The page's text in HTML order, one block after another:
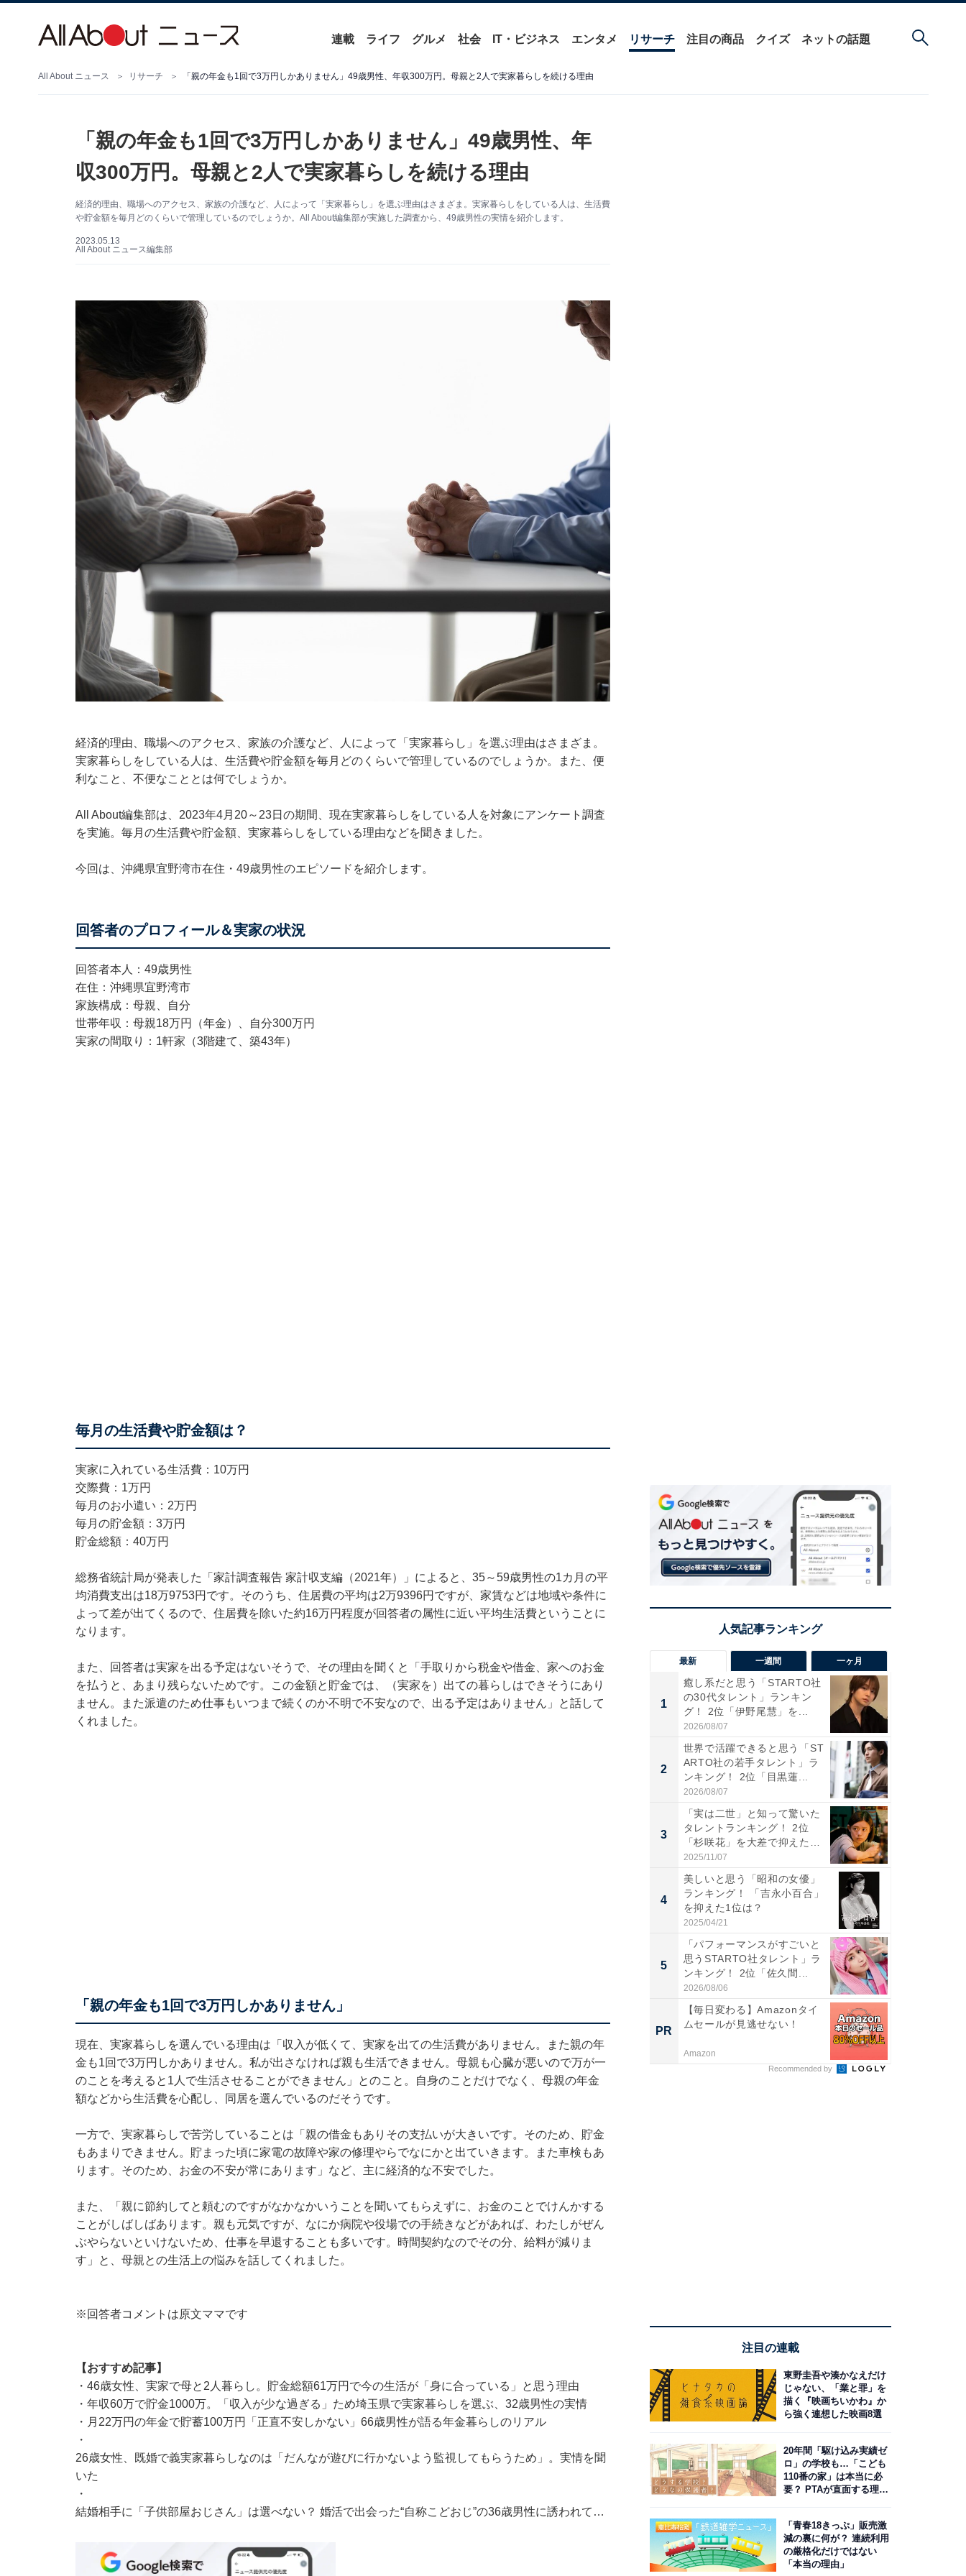
連載 ライフ グルメ 社会 IT・ビジネス エンタメ リサーチ 注目の商品 クイズ ネットの話題
All About ニュース リサーチ 「親の年金も1回で3万円しかありません」49歳男性、年収300万円。母親と2人で実家暮らしを続ける理由
「親の年金も1回で3万円しかありません」49歳男性、年
収300万円。母親と2人で実家暮らしを続ける理由
経済的理由、職場へのアクセス、家族の介護など、人によって「実家暮らし」を選ぶ理由はさまざま。実家暮らしをしている人は、生活費
や貯金額を毎月どのくらいで管理しているのでしょうか。All About編集部が実施した調査から、49歳男性の実情を紹介します。
2023.05.13
All About ニュース編集部
経済的理由、職場へのアクセス、家族の介護など、人によって「実家暮らし」を選ぶ理由はさまざま。
実家暮らしをしている人は、生活費や貯金額を毎月どのくらいで管理しているのでしょうか。また、便
利なこと、不便なこととは何でしょうか。
All About編集部は、2023年4月20～23日の期間、現在実家暮らしをしている人を対象にアンケート調査
を実施。毎月の生活費や貯金額、実家暮らしをしている理由などを聞きました。
今回は、沖縄県宜野湾市在住・49歳男性のエピソードを紹介します。
回答者のプロフィール＆実家の状況
回答者本人：49歳男性
在住：沖縄県宜野湾市
家族構成：母親、自分
世帯年収：母親18万円（年金）、自分300万円
実家の間取り：1軒家（3階建て、築43年）
毎月の生活費や貯金額は？
実家に入れている生活費：10万円
交際費：1万円
毎月のお小遣い：2万円
毎月の貯金額：3万円
貯金総額：40万円
総務省統計局が発表した「家計調査報告 家計収支編（2021年）」によると、35～59歳男性の1カ月の平
均消費支出は18万9753円です。そのうち、住居費の平均は2万9396円ですが、家賃などは地域や条件に
よって差が出てくるので、住居費を除いた約16万円程度が回答者の属性に近い平均生活費ということに
なります。
また、回答者は実家を出る予定はないそうで、その理由を聞くと「手取りから税金や借金、家へのお金
を払うと、あまり残らないためです。この金額と貯金では、（実家を）出ての暮らしはできそうにあり
ません。また派遣のため仕事もいつまで続くのか不明で不安なので、出る予定はありません」と話して
くれました。
「親の年金も1回で3万円しかありません」
現在、実家暮らしを選んでいる理由は「収入が低くて、実家を出ての生活費がありません。また親の年
金も1回で3万円しかありません。私が出さなければ親も生活できません。母親も心臓が悪いので万が一
のことを考えると1人で生活させることができません」とのこと。自身のことだけでなく、母親の年金
額などから生活費を心配し、同居を選んでいるのだそうです。
一方で、実家暮らしで苦労していることは「親の借金もありその支払いが大きいです。そのため、貯金
もあまりできません。貯まった頃に家電の故障や家の修理やらでなにかと出ていきます。また車検もあ
ります。そのため、お金の不安が常にあります」など、主に経済的な不安でした。
また、「親に節約してと頼むのですがなかなかいうことを聞いてもらえずに、お金のことでけんかする
ことがしばしばあります。親も元気ですが、なにか病院や役場での手続きなどがあれば、わたしがぜん
ぶやらないといけないため、仕事を早退することも多いです。時間契約なのでその分、給料が減りま
す」と、母親との生活上の悩みを話してくれました。
※回答者コメントは原文ママです
【おすすめ記事】
・ 46歳女性、実家で母と2人暮らし。貯金総額61万円で今の生活が「身に合っている」と思う理由
・ 年収60万で貯金1000万。「収入が少な過ぎる」ため埼玉県で実家暮らしを選ぶ、32歳男性の実情
・ 月22万円の年金で貯蓄100万円「正直不安しかない」66歳男性が語る年金暮らしのリアル
・
26歳女性、既婚で義実家暮らしなのは「だんなが遊びに行かないよう監視してもらうため」。実情を聞
いた
・
結婚相手に「子供部屋おじさん」は選べない？ 婚活で出会った“自称こどおじ”の36歳男性に誘われて…
最新 一週間 一ヶ月
1
癒し系だと思う「STARTO社
の30代タレント」ランキン
グ！ 2位「伊野尾慧」を...
2026/08/07
2
世界で活躍できると思う「ST
ARTO社の若手タレント」ラ
ンキング！ 2位「目黒蓮...
2026/08/07
3
「実は二世」と知って驚いた
タレントランキング！ 2位
「杉咲花」を大差で抑えた1
位...
2025/11/07
4
美しいと思う「昭和の女優」
ランキング！ 「吉永小百合」
を抑えた1位は？
2025/04/21
5
「パフォーマンスがすごいと
思うSTARTO社タレント」ラ
ンキング！ 2位「佐久間...
2026/08/06
PR
【毎日変わる】Amazonタイ
ムセールが見逃せない！
Amazon
Recommended by
注目の連載
東野圭吾や湊かなえだけ
じゃない、「業と罪」を
描く『映画ちいかわ』か
ら強く連想した映画8選
20年間「駆け込み実績ゼ
ロ」の学校も…「こども
110番の家」は本当に必
要？ PTAが直面する理想
「青春18きっぷ」販売激
減の裏に何が？ 連続利用
の厳格化だけではない
「本当の理由」